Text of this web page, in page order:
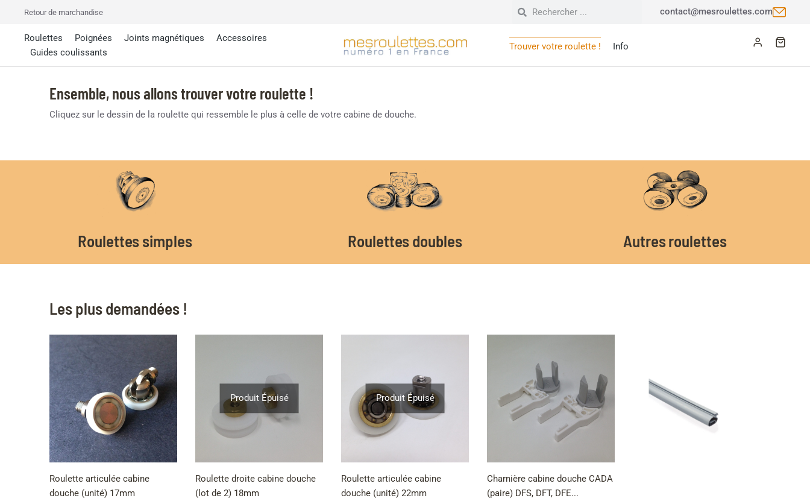
Retour de marchandise contact@mesroulettes.com
Roulettes Poignées Joints magnétiques
Accessoires
Guides coulissants
Trouver votre roulette ! Info
Ensemble, nous allons trouver votre roulette !
Cliquez sur le dessin de la roulette qui ressemble le plus à celle de votre cabine de douche.
Roulettes simples Roulettes doubles Autres roulettes
Les plus demandées !
Roulette articulée cabine
douche (unité) 17mm
Produit Épuisé
Roulette droite cabine douche
(lot de 2) 18mm
Produit Épuisé
Roulette articulée cabine
douche (unité) 22mm
Charnière cabine douche CADA
(paire) DFS, DFT, DFE...